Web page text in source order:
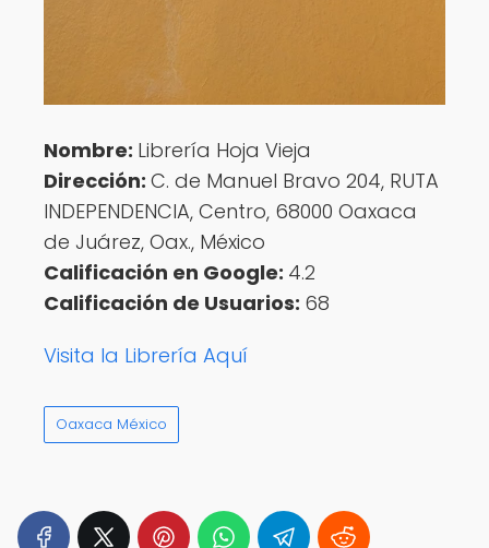
Nombre: Librería Hoja Vieja
Dirección: C. de Manuel Bravo 204, RUTA
INDEPENDENCIA, Centro, 68000 Oaxaca
de Juárez, Oax., México
Calificación en Google: 4.2
Calificación de Usuarios: 68
Visita la Librería Aquí
Oaxaca México